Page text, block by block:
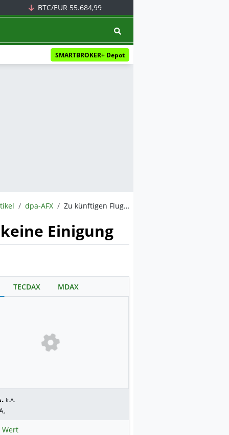
BTC/EUR 55.684,99
SMARTBROKER+ Depot
dpa-AFX Zu künftigen Fluggastrechten in der EU weiter keine Einigung
Einigung
TECDAX MDAX
k.A.